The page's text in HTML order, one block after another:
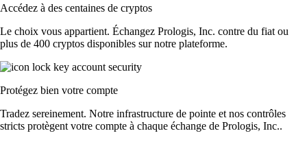
Accédez à des centaines de cryptos
Le choix vous appartient. Échangez Prologis, Inc. contre du fiat ou
plus de 400 cryptos disponibles sur notre plateforme.
Protégez bien votre compte
Tradez sereinement. Notre infrastructure de pointe et nos contrôles
stricts protègent votre compte à chaque échange de Prologis, Inc..